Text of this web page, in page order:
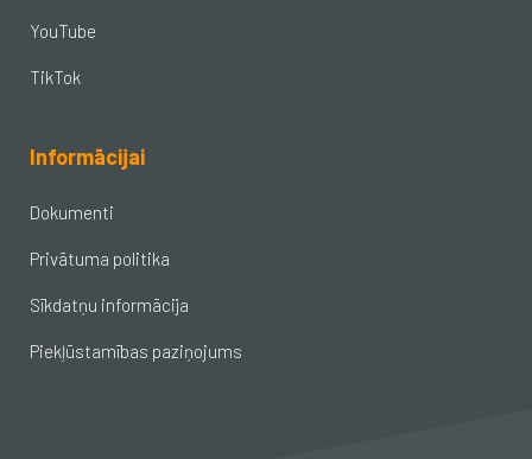
YouTube
TikTok
Informācijai
Dokumenti
Privātuma politika
Sīkdatņu informācija
Piekļūstamības paziņojums